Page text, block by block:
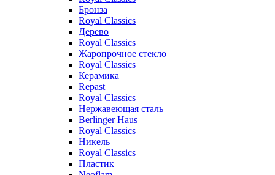
Бронза
Royal Classics
Дерево
Royal Classics
Жаропрочное стекло
Royal Classics
Керамика
Repast
Royal Classics
Нержавеющая сталь
Berlinger Haus
Royal Classics
Никель
Royal Classics
Пластик